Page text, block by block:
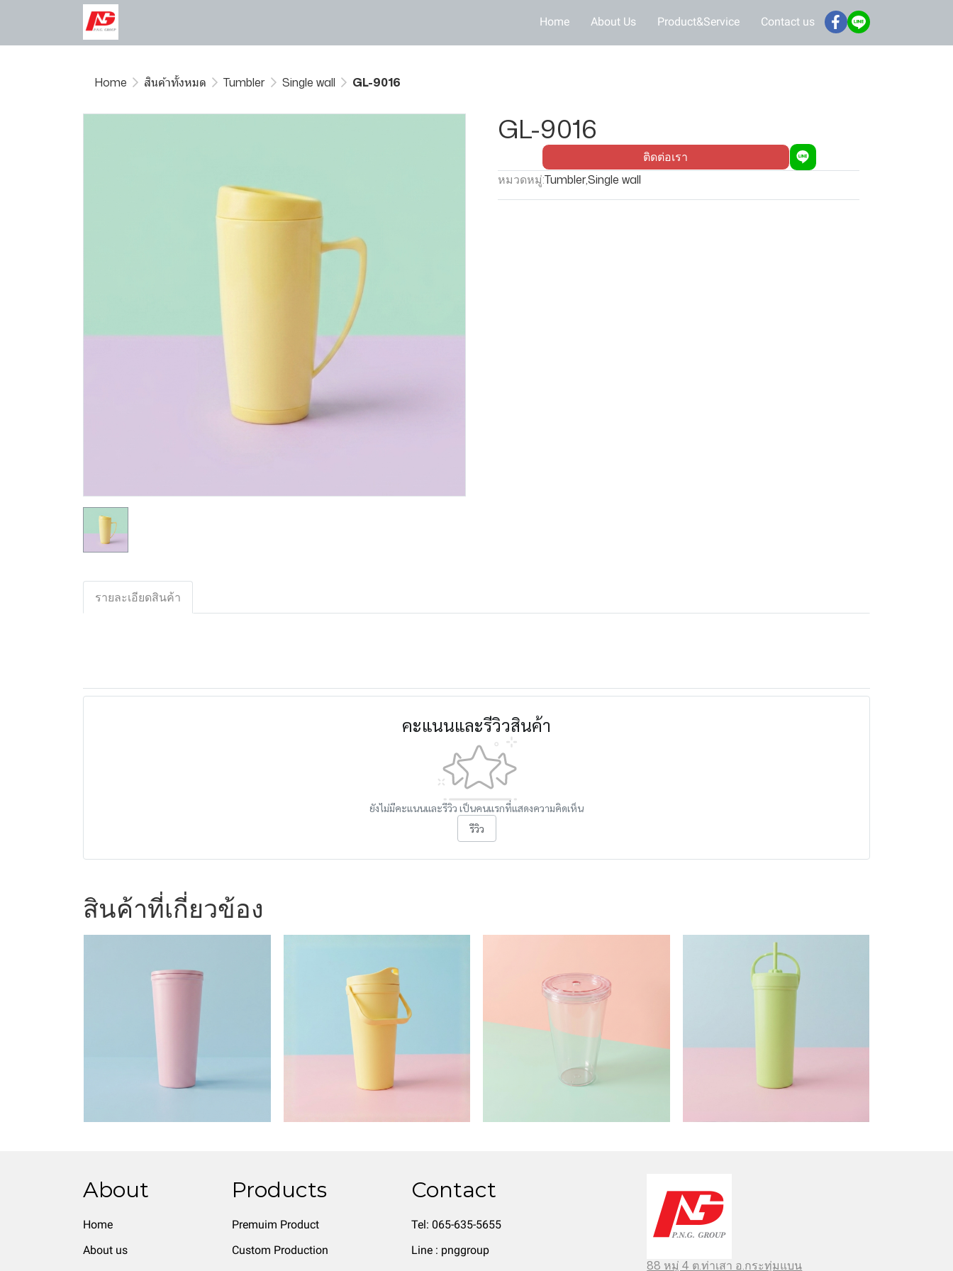
Home About Us Product&Service Contact us
Home สินค้าทั้งหมด Tumbler Single wall GL-9016
GL-9016
ติดต่อเรา
หมวดหมู่:Tumbler,Single wall
รายละเอียดสินค้า
คะแนนและรีวิวสินค้า
ยังไม่มีคะแนนและรีวิว เป็นคนแรกที่แสดงความคิดเห็น
รีวิว
สินค้าที่เกี่ยวข้อง
About
Home
About us
Products
Premuim Product
Custom Production
Contact
Tel: 065-635-5655
Line : pnggroup
88 หมู่ 4 ต.ท่าเสา อ.กระทุ่มแบน